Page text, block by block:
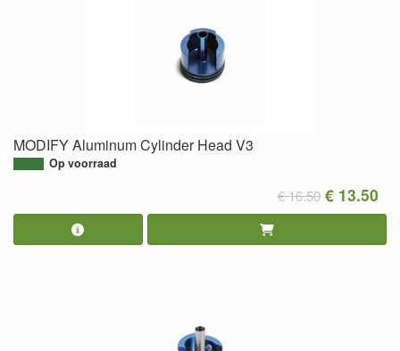
MODIFY Aluminum Cylinder Head V3
Op voorraad
€ 16.50 € 13.50